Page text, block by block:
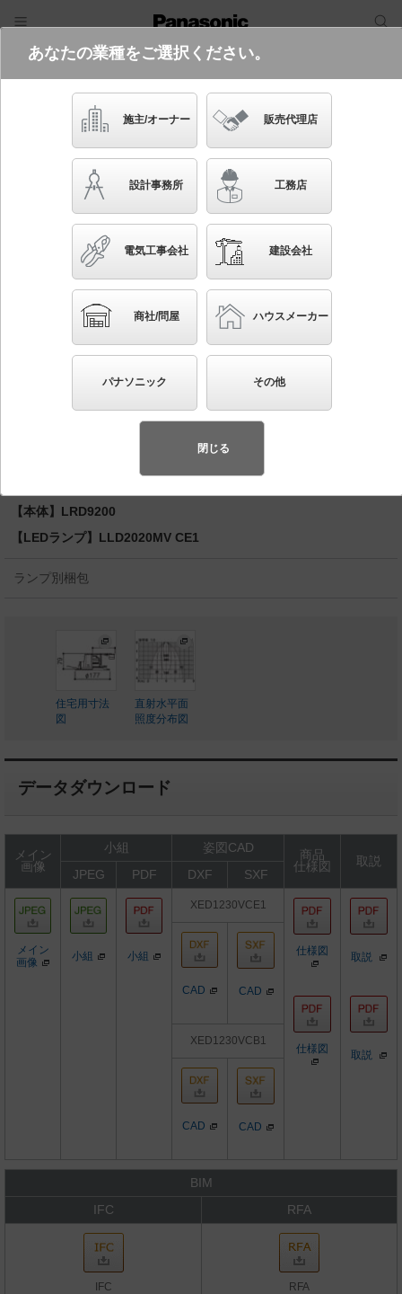
電気・建築設備（ビジネス）
フリーワード
品番・キーワード
かんたん照度計算
XED1230V CE1
起動方式違いの商品を見る
天井埋込型 LED（温白色） 軒下用ダウンライト・ポ
ーチライト 美ルック・浅型8H・高気密SB形・ビーム
角24度・集光タイプ LEDフラットランプ交換型・防湿
型・防雨型／埋込穴φ150 パネル付型 110Vダイクー
【本体】LRD9200
【LEDランプ】LLD2020MV CE1
ランプ別梱包
住宅用寸法
図
直射水平面
照度分布図
データダウンロード
メイン
画像
小組 姿図CAD
商品
仕様図
取説
JPEG
PDF DXF SXF
メイン
画像
小組 小組
XED1230VCE1
仕様図
仕様図
取説
取説
CAD CAD
XED1230VCB1
CAD CAD
BIM
IFC
RFA
IFC RFA
あなたの業種をご選択ください。
施主/オーナー 販売代理店
設計事務所 工務店
電気工事会社 建設会社
商社/問屋 ハウスメーカー
パナソニック その他
閉じる